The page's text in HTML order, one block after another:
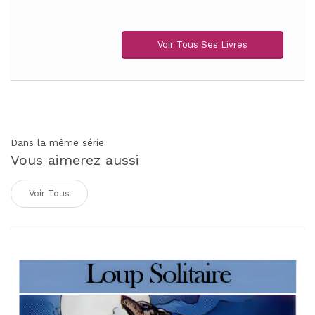
Voir Tous Ses Livres
Dans la même série
Vous aimerez aussi
Voir Tous